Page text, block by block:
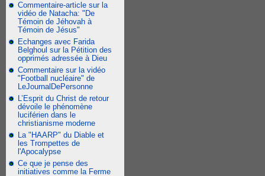
Commentaire-article sur la
vidéo de Natacha: "De
Témoin de Jéhovah à
Témoin de Jésus"
Echanges avec Farida
Belghoul sur la Pétition des
opprimés adressée à Dieu
Commentaire sur la vidéo
"Football nucléaire" de
LeJournalDePersonne
L’Esprit du Christ de retour
dévoile le phénomène
luciférien dans le
christianisme moderne
La "HAARP" du Diable et
les Trompettes de
l'Apocalypse
Ce que je pense des
initiatives comme la Ferme